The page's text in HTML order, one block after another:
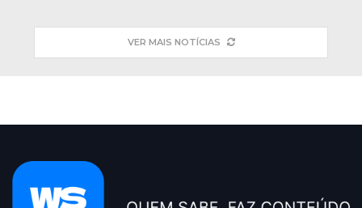
VER MAIS NOTÍCIAS